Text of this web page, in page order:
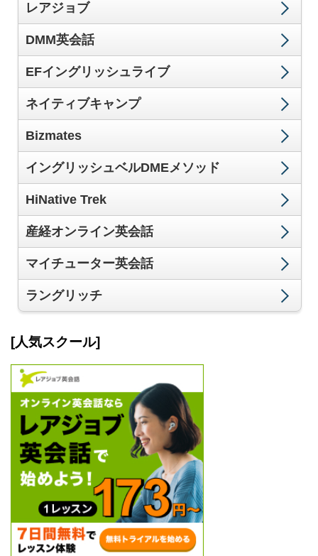
レアジョブ
DMM英会話
EFイングリッシュライブ
ネイティブキャンプ
Bizmates
イングリッシュベルDMEメソッド
HiNative Trek
産経オンライン英会話
マイチューター英会話
ラングリッチ
[人気スクール]